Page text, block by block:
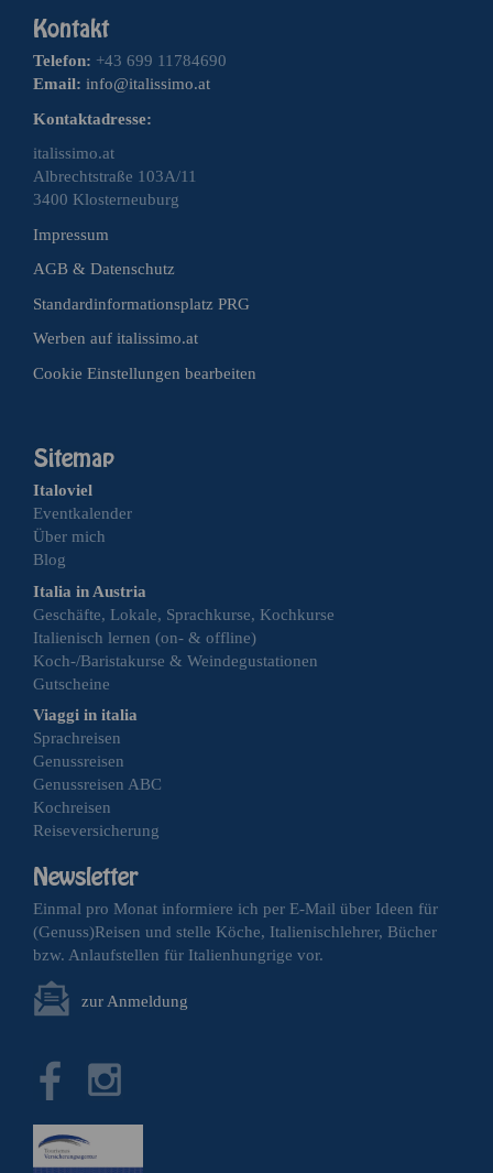
Telefon: +43 699 11784690
Email: info@italissimo.at
Kontaktadresse:
italissimo.at
Albrechtstraße 103A/11
3400 Klosterneuburg
Impressum
AGB & Datenschutz
Standardinformationsplatz PRG
Werben auf italissimo.at
Cookie Einstellungen bearbeiten
Italoviel
Eventkalender
Über mich
Blog
Italia in Austria
Geschäfte, Lokale, Sprachkurse, Kochkurse
Italienisch lernen (on- & offline)
Koch-/Baristakurse & Weindegustationen
Gutscheine
Viaggi in italia
Sprachreisen
Genussreisen
Genussreisen ABC
Kochreisen
Reiseversicherung
Einmal pro Monat informiere ich per E-Mail über Ideen für
(Genuss)Reisen und stelle Köche, Italienischlehrer, Bücher
bzw. Anlaufstellen für Italienhungrige vor.
zur Anmeldung